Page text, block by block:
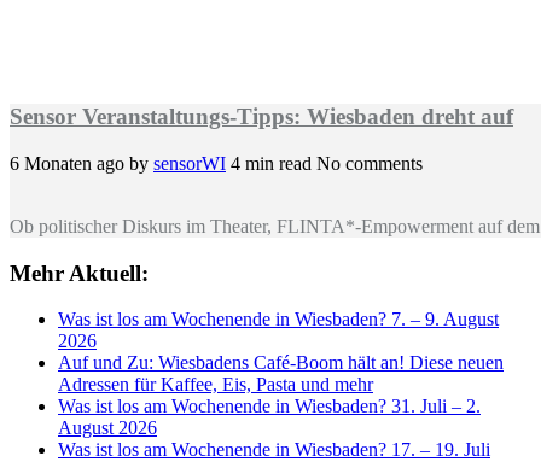
Sensor Veranstaltungs-Tipps: Wiesbaden dreht auf
6 Monaten ago by sensorWI 4 min read No comments
Ob politischer Diskurs im Theater, FLINTA*-Empowerment auf
Mehr Aktuell:
Was ist los am Wochenende in Wiesbaden? 7. – 9. August
2026
Auf und Zu: Wiesbadens Café-Boom hält an! Diese neuen
Adressen für Kaffee, Eis, Pasta und mehr
Was ist los am Wochenende in Wiesbaden? 31. Juli – 2.
August 2026
Was ist los am Wochenende in Wiesbaden? 17. – 19. Juli